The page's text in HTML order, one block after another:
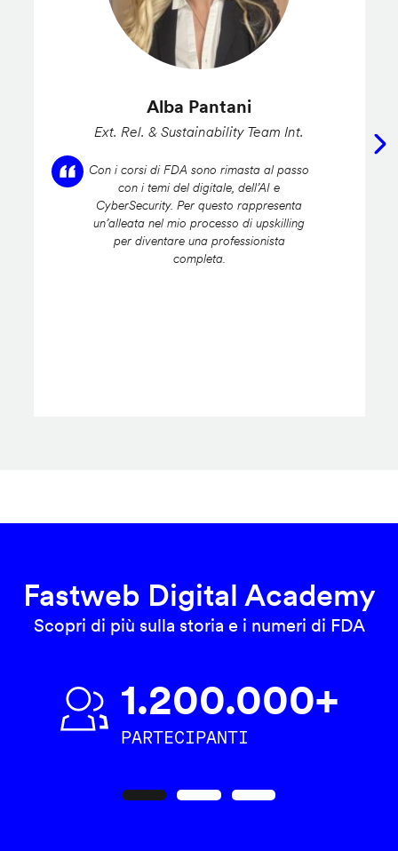
Alba Pantani
Ext. Rel. & Sustainability Team Int.
Con i corsi di FDA sono rimasta al passo
con i temi del digitale, dell’AI e
CyberSecurity. Per questo rappresenta
un’alleata nel mio processo di upskilling
per diventare una professionista
completa.
Fastweb Digital Academy
Scopri di più sulla storia e i numeri di FDA
1.200.000+
PARTECIPANTI